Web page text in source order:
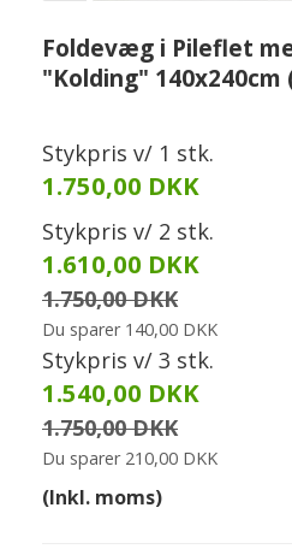
Foldevæg i Pileflet
"Kolding" 140x240cm
Stykpris v/ 1 stk.
1.750,00 DKK
Stykpris v/ 2 stk.
1.610,00 DKK
1.750,00 DKK
Du sparer 140,00 DKK
Stykpris v/ 3 stk.
1.540,00 DKK
1.750,00 DKK
Du sparer 210,00 DKK
(Inkl. moms)